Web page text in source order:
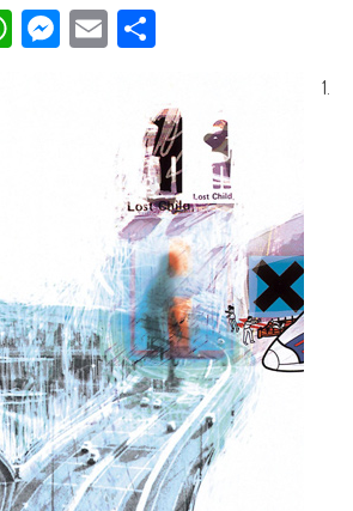
WhatsApp
Messenger
EmailPartager
1.